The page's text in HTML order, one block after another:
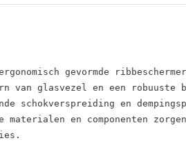
gevormde
van glasvezel en een robuuste
schokverspreiding en
materialen en componenten